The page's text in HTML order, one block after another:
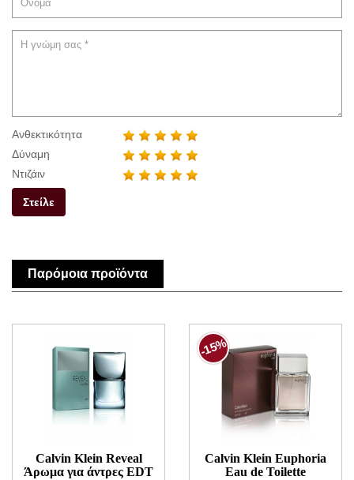
Ανθεκτικότητα
Δύναμη
Ντιζάιν
Στείλε
Παρόμοια προϊόντα
Calvin Klein Reveal
Άρωμα για άντρες EDT
Calvin Klein Euphoria
Eau de Toilette
-15%